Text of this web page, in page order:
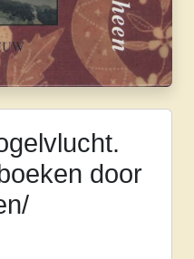
door